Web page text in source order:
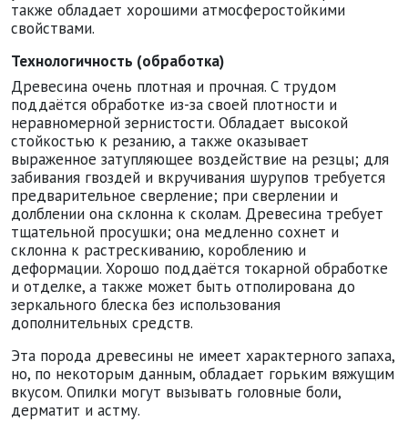
также обладает хорошими атмосферостойкими
свойствами.
Технологичность (обработка)
Древесина очень плотная и прочная. С трудом
поддаётся обработке из-за своей плотности и
неравномерной зернистости. Обладает высокой
стойкостью к резанию, а также оказывает
выраженное затупляющее воздействие на резцы; для
забивания гвоздей и вкручивания шурупов требуется
предварительное сверление; при сверлении и
долблении она склонна к сколам. Древесина требует
тщательной просушки; она медленно сохнет и
склонна к растрескиванию, короблению и
деформации. Хорошо поддаётся токарной обработке
и отделке, а также может быть отполирована до
зеркального блеска без использования
дополнительных средств.
Эта порода древесины не имеет характерного запаха,
но, по некоторым данным, обладает горьким вяжущим
вкусом. Опилки могут вызывать головные боли,
дерматит и астму.